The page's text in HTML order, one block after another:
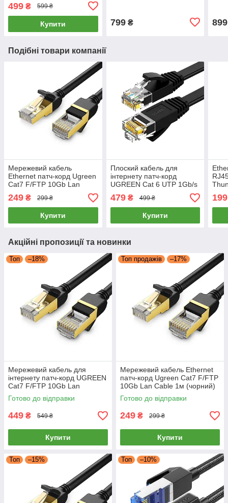
(чорний) LP128
499 ₴ 599 ₴
Купити 799₴ 899
Подібні товари компанії
Мережевий кабель
Ethernet патч-корд Ugreen
Cat7 F/FTP 10Gb Lan
Cable 1м (чорний) NW107
249 ₴ 299 ₴
Купити
Плоский кабель для
інтернету патч-корд
UGREEN Cat 6 UTP 1Gb/s
Ethernet Cable 15м
(чорний) NW102
479₴ 499 ₴
Купити
199
Акційні пропозиції та новинки
Топ –18%
Мережевий кабель для
інтернету патч-корд UGREEN
Cat7 F/FTP 10Gb Lan
Ethernet Cable 5м (чорний)
NW107
Готово до відправки
449 ₴ 549 ₴
Купити
Топ продажів –17%
Мережевий кабель Ethernet
патч-корд Ugreen Cat7 F/FTP
10Gb Lan Cable 1м (чорний)
NW107
Готово до відправки
249 ₴ 299 ₴
Купити
Топ –15% Топ –10%